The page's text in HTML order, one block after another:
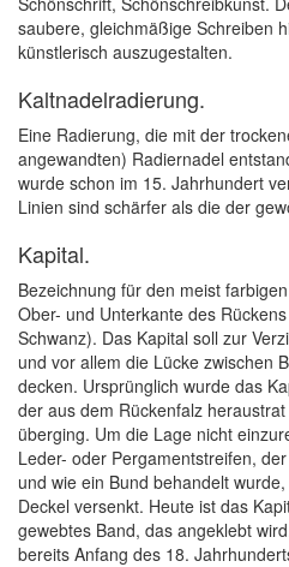
saubere, gleichmäßige Schreiben
künstlerisch auszugestalten.
Kaltnadelradierung.
Eine Radierung, die mit der
angewandten) Radiernadel
wurde schon im 15. Jahrhundert
Linien sind schärfer als die der
Kapital.
Bezeichnung für den meist
Ober- und Unterkante des
Schwanz). Das Kapital soll zur
und vor allem die Lücke zwischen
decken. Ursprünglich wurde das
der aus dem Rückenfalz
überging. Um die Lage nicht
Leder- oder Pergamentstreifen,
und wie ein Bund behandelt
Deckel versenkt. Heute ist das
gewebtes Band, das angeklebt
bereits Anfang des 18.